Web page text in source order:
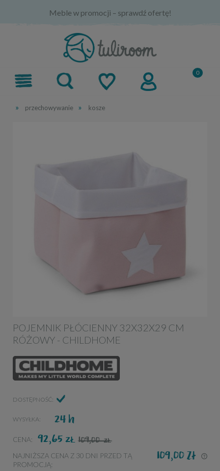
Meble w promocji – sprawdź ofertę!
» przechowywanie » kosze
POJEMNIK PŁÓCIENNY 32X32X29 CM
RÓŻOWY - CHILDHOME
DOSTĘPNOŚĆ:
WYSYŁKA: 24 h
CENA: 92,65 ZŁ 109,00ZŁ
NAJNIŻSZA CENA Z 30 DNI PRZED TĄ
PROMOCJĄ:
109,00 zł